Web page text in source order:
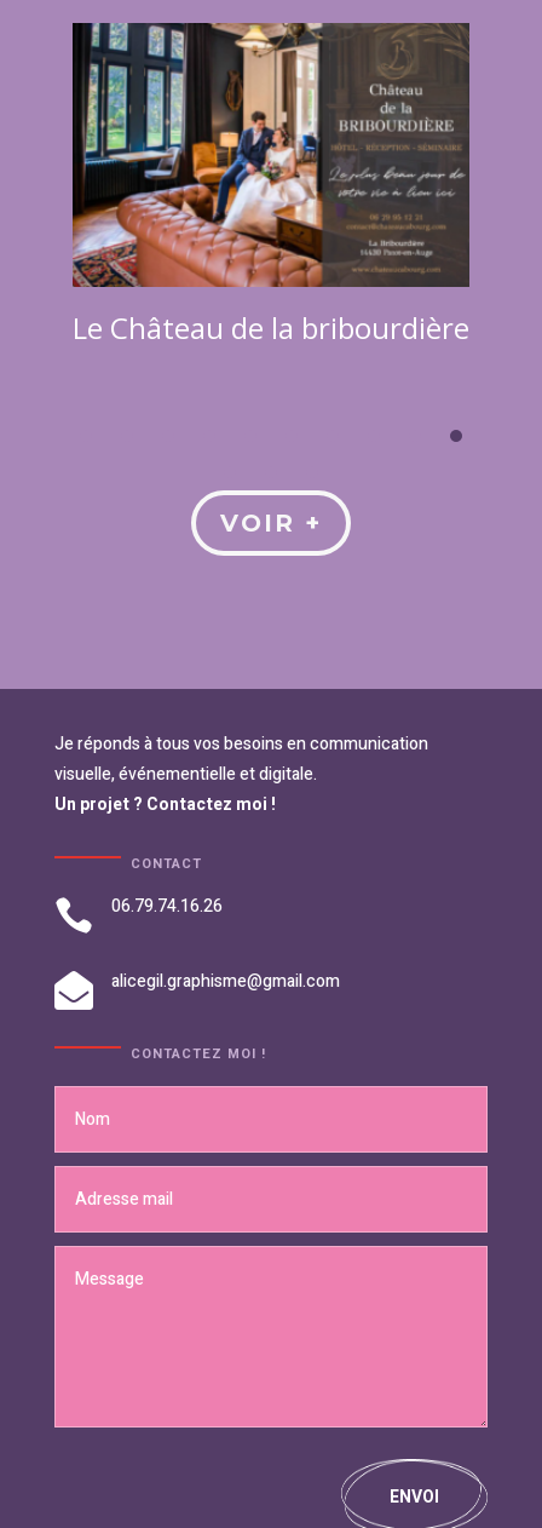
Le Château de la bribourdière
VOIR +
Je réponds à tous vos besoins en communication
visuelle, événementielle et digitale.
Un projet ? Contactez moi !
CONTACT
 06.79.74.16.26
 alicegil.graphisme@gmail.com
CONTACTEZ MOI !
ENVOI